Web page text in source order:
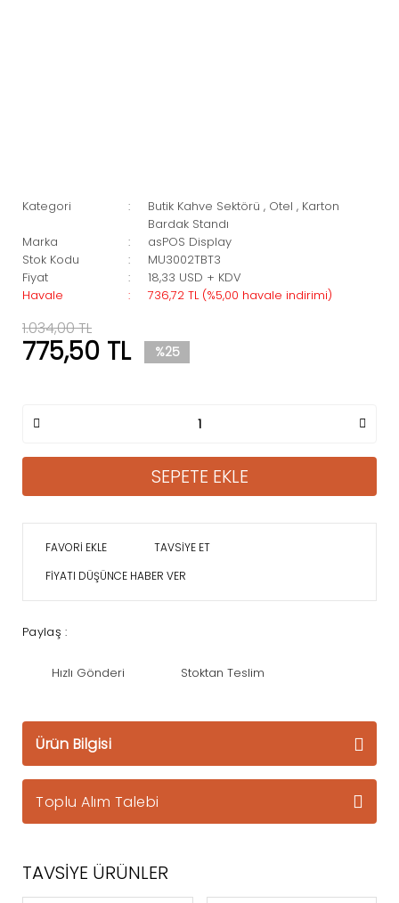
Kategori Butik Kahve Sektörü , Otel , Karton
Bardak Standı
Marka
asPOS Display
Stok Kodu
MU3002TBT3
Fiyat
18,33 USD + KDV
Havale
736,72 TL (%5,00 havale indirimi)
1.034,00 TL
775,50 TL %25
SEPETE EKLE
TAVSİYE ET
FİYATI DÜŞÜNCE HABER VER
Paylaş :
Hızlı Gönderi Stoktan Teslim
Ürün Bilgisi
Toplu Alım Talebi
TAVSİYE ÜRÜNLER